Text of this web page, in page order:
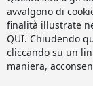
avvalgono di
finalità illustrate
QUI. Chiudendo
cliccando su un
maniera,